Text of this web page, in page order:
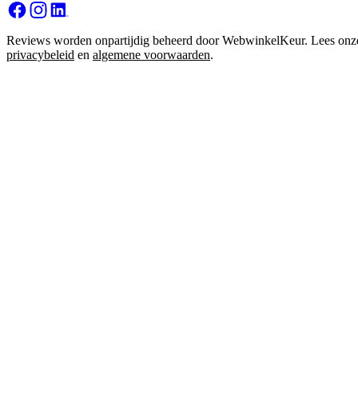
Reviews worden onpartijdig beheerd door WebwinkelKeur. Lees
privacybeleid en algemene voorwaarden.